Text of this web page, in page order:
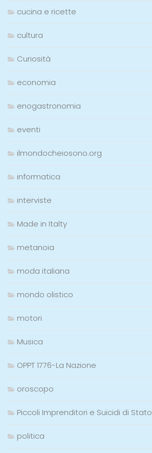
cucina e ricette
cultura
Curiosità
economia
enogastronomia
eventi
ilmondocheiosono.org
informatica
interviste
Made in Italty
metanoia
moda italiana
mondo olistico
motori
Musica
OPPT 1776-La Nazione
oroscopo
Piccoli Imprenditori e Suicidi di Stato
politica